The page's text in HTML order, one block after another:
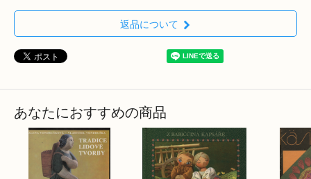
返品について
あなたにおすすめの商品